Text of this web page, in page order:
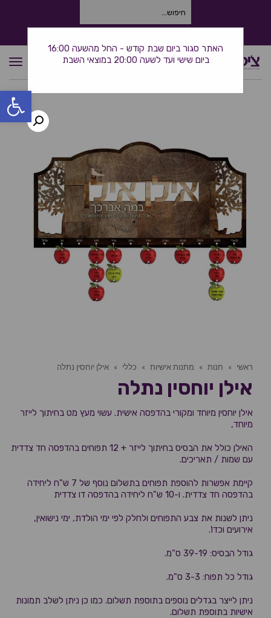
פתח
ראשי » חנות » מתנות אישיות » כללי » אילן יוחסין נתלה
אילן יוחסין נתלה
אילן יוחסין מיוחד ומקורי בהדפסה אישית. עשוי מעץ מט בחיתוך לייזר
מיוחד,
האילן כולל את הבסיס בחיתוך לייזר + 12 תפוחים בהדפסה חד צדדית
עם שמות / תאריכים.
קיימת אפשרות להוספת תפוחים בתשלום נוסף של 7 ש"ח ליחידה
בהדפסה חד צדדית. ו-10 ש"ח ליחידה בהדפסה דו צדדית
ניתן לשנות את צבע התפוחים ולחלק לפי ימי הולדת, ימי נישואין,
אירועים וכדו'.
גודל הבסיס: 39-19 ס"מ.
גודל כל תפוח: 3-3 ס"מ.
ניתן לייצר בגדלים נוספים בתוספת תשלום. כמו כן ניתן לשלב תמונות
אישיות בתוספת תשלום.
האתר סגור ביום שבת קודש - החל מהשעה 16:00
ביום שישי ועד לשעה 20:00 במוצאי השבת